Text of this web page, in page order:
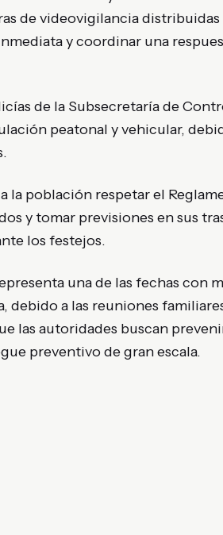
de videovigilancia
y coordinar una
de la Subsecretaría de
peatonal y vehicular,
la población respetar el
y tomar previsiones en sus
los festejos.
una de las fechas con
debido a las reuniones
las autoridades buscan
preventivo de gran escala.